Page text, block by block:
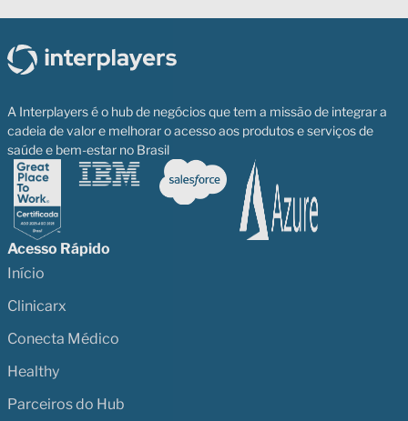
A Interplayers é o hub de negócios que tem a missão de integrar a
cadeia de valor e melhorar o acesso aos produtos e serviços de
saúde e bem-estar no Brasil
Acesso Rápido
Início
Clinicarx
Conecta Médico
Healthy
Parceiros do Hub